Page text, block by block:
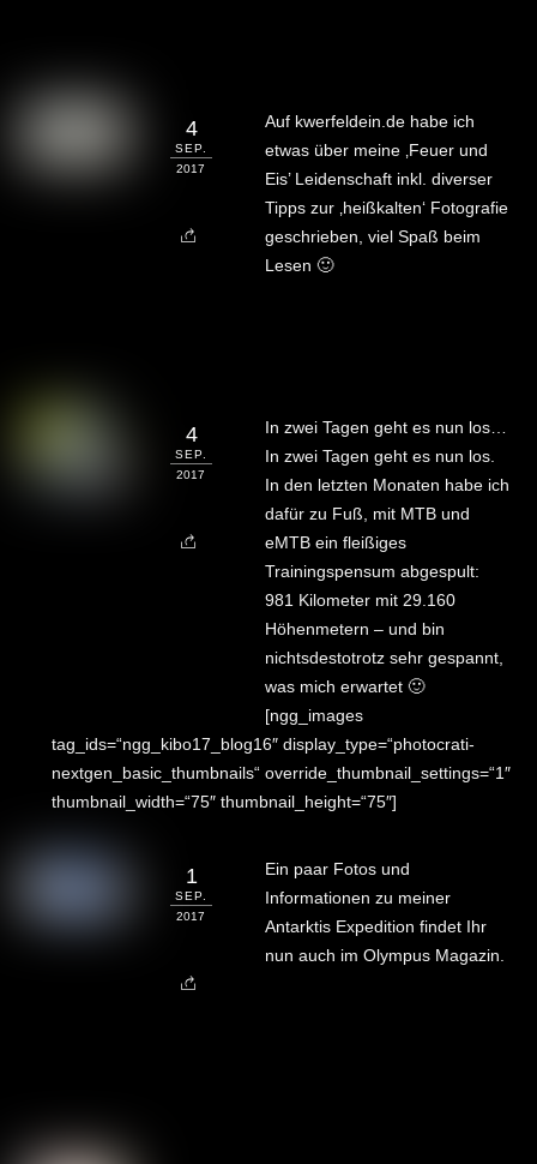
4
SEP.
2017
Auf kwerfeldein.de habe ich
etwas über meine ‚Feuer und
Eis’ Leidenschaft inkl. diverser
Tipps zur ‚heißkalten‘ Fotografie
geschrieben, viel Spaß beim
Lesen 🙂
4
SEP.
2017
In zwei Tagen geht es nun los…
In zwei Tagen geht es nun los.
In den letzten Monaten habe ich
dafür zu Fuß, mit MTB und
eMTB ein fleißiges
Trainingspensum abgespult:
981 Kilometer mit 29.160
Höhenmetern – und bin
nichtsdestotrotz sehr gespannt,
was mich erwartet 🙂
[ngg_images
tag_ids=“ngg_kibo17_blog16″ display_type=“photocrati-
nextgen_basic_thumbnails“ override_thumbnail_settings=“1″
thumbnail_width=“75″ thumbnail_height=“75″]
1
SEP.
2017
Ein paar Fotos und
Informationen zu meiner
Antarktis Expedition findet Ihr
nun auch im Olympus Magazin.